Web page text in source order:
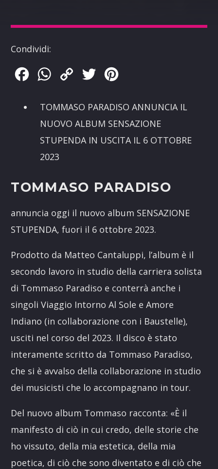
Condividi:
FacebookWhatsApp
Copy
Twitter
TOMMASO PARADISO ANNUNCIA IL
NUOVO ALBUM SENSAZIONE
STUPENDA IN USCITA IL 6 OTTOBRE
2023
TOMMASO PARADISO
annuncia oggi il nuovo album SENSAZIONE
STUPENDA, fuori il 6 ottobre 2023.
Prodotto da Matteo Cantaluppi, l’album è il
secondo lavoro in studio della carriera solista
di Tommaso Paradiso e conterrà anche i
singoli Viaggio Intorno Al Sole e Amore
Indiano (in collaborazione con i Baustelle),
usciti nel corso del 2023. Il disco è stato
interamente scritto da Tommaso Paradiso,
che si è avvalso della collaborazione in studio
dei musicisti che lo accompagnano in tour.
Del nuovo album Tommaso racconta: «È il
manifesto di ciò in cui credo, delle storie che
ho vissuto, della mia estetica, della mia
poetica, di ciò che sono diventato e di ciò che